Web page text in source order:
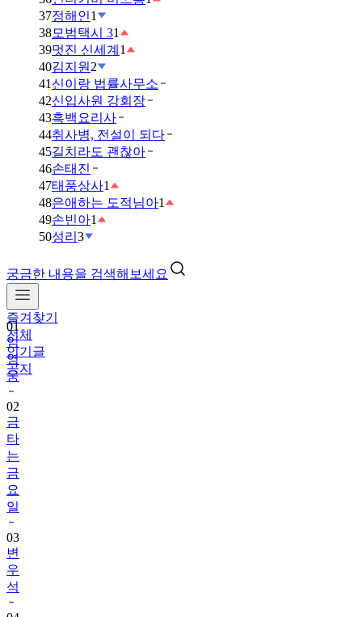
37정해인1
38모범택시 31
39멋진 신세계 1
40김지원 2
41 신이랑 법률사무소
42신입사원 강회장
43흑백요리사
44취사병, 전설이 되다
45길치라도 괜찮아
46손태진
47태풍상사1
48은애하는 도적님아1
49손빈아1
50성리 3
궁금한 내용을 검색해보세요
즐겨찾기
전체
인기글
공지
01
임
영
웅
02
금
타
는
금
요
일
03
변
우
석